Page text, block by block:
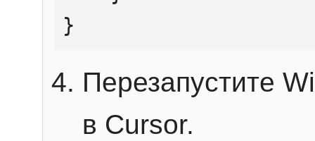
}
Перезапустите
в Cursor.